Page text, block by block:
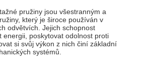
pružiny jsou všestranným a
který je široce používán v
odvětvích. Jejich schopnost
energii, poskytovat odolnost proti
si svůj výkon z nich činí základní
systémů.